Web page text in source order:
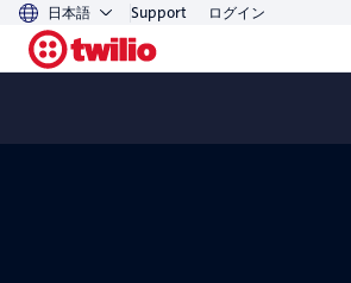
日本語 Support ログイン